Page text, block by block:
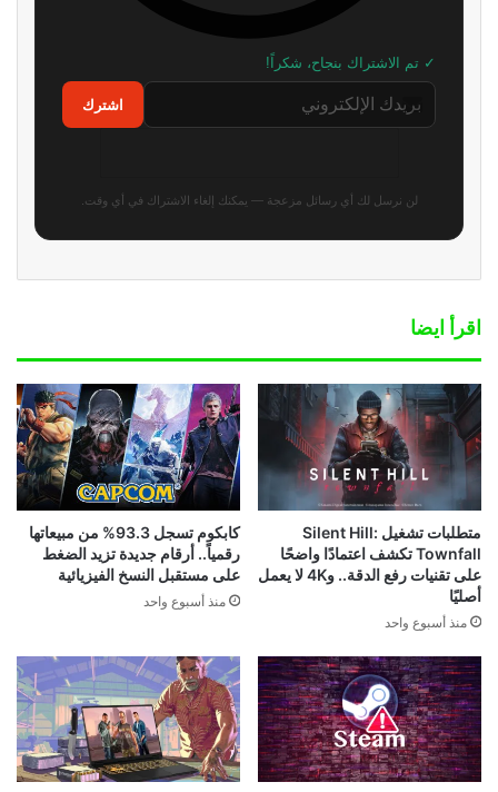
✓ تم الاشتراك بنجاح، شكراً!
اشترك
لن نرسل لك أي رسائل مزعجة — يمكنك إلغاء الاشتراك في أي وقت.
اقرأ ايضا
متطلبات تشغيل Silent Hill:
Townfall تكشف اعتمادًا واضحًا
على تقنيات رفع الدقة.. و4K لا يعمل
أصليًا
منذ أسبوع واحد
كابكوم تسجل 93.3% من مبيعاتها
رقمياً.. أرقام جديدة تزيد الضغط
على مستقبل النسخ الفيزيائية
منذ أسبوع واحد